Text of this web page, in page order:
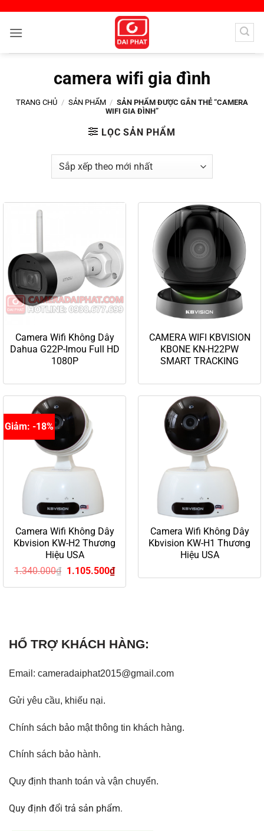
nội
dung
camera wifi gia đình
TRANG CHỦ / SẢN PHẨM / SẢN PHẨM ĐƯỢC GẮN THẺ “CAMERA
WIFI GIA ĐÌNH”
LỌC SẢN PHẨM
Camera Wifi Không Dây
Dahua G22P-Imou Full HD
1080P
CAMERA WIFI KBVISION
KBONE KN-H22PW
SMART TRACKING
Giảm: -18%
Camera Wifi Không Dây
Kbvision KW-H2 Thương
Hiệu USA
1.340.000₫ Giá
là:
1.105.500₫Giá
hiện
tại
Camera Wifi Không Dây
Kbvision KW-H1 Thương
Hiệu USA
HỔ TRỢ KHÁCH HÀNG:
Email: cameradaiphat2015@gmail.com
Gửi yêu cầu, khiếu nại.
Chính sách bảo mật thông tin khách hàng.
Chính sách bảo hành.
Quy định thanh toán và vận chuyển.
Quy định đổi trả sản phẩm.